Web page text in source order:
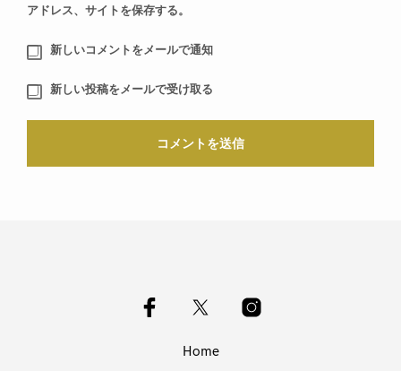
アドレス、サイトを保存する。
新しいコメントをメールで通知
新しい投稿をメールで受け取る
Home